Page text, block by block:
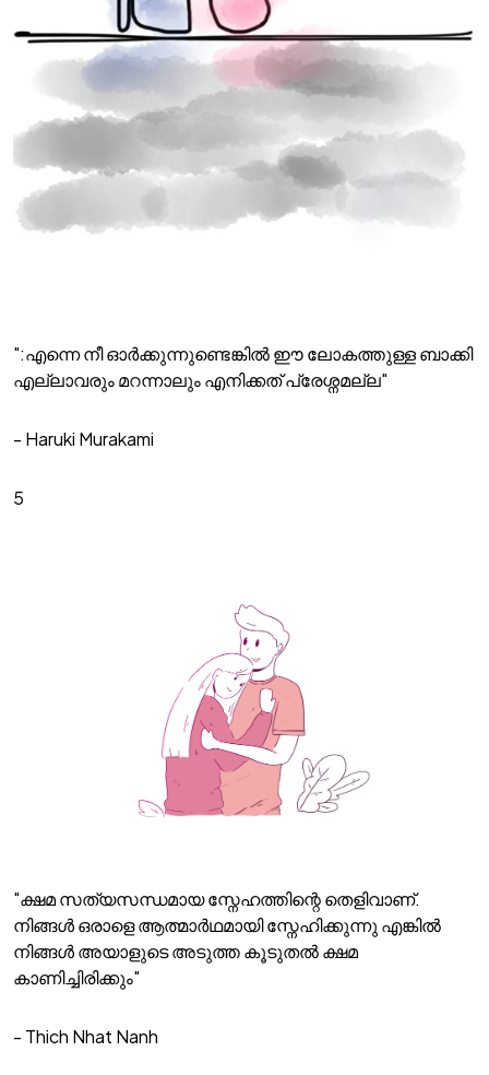
":എന്നെ നീ ഓർക്കുന്നുണ്ടെങ്കിൽ ഈ ലോകത്തുള്ള ബാക്കി
എല്ലാവരും മറന്നാലും എനിക്കത് പ്രേശ്നമല്ല"
- Haruki Murakami
5
"ക്ഷമ സത്യസന്ധമായ സ്നേഹത്തിന്റെ തെളിവാണ്.
നിങ്ങൾ ഒരാളെ ആത്മാർഥമായി സ്നേഹിക്കുന്നു എങ്കിൽ
നിങ്ങൾ അയാളുടെ അടുത്ത കൂടുതൽ ക്ഷമ
കാണിച്ചിരിക്കും"
- Thich Nhat Nanh